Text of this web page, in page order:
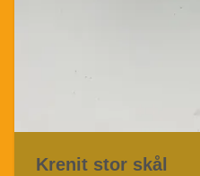
Krenit stor skål